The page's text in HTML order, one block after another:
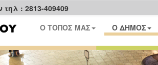
: 2813-409409
Ο ΤΟΠΟΣ ΜΑΣ Ο ΔΗΜΟΣ